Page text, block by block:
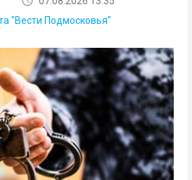
"Вести Подмосковья"